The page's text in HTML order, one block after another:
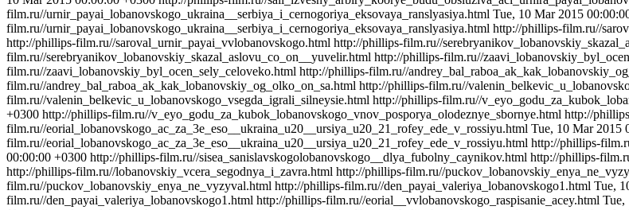
film.ru//urnir_payai_lobanovskogo_ukraina__serbiya_i_cernogoriya_eksovaya_ranslyasiya.html Tue, 10 Mar 2015
film.ru//urnir_payai_lobanovskogo_ukraina__serbiya_i_cernogoriya_eksovaya_ranslyasiya.html http://phillips-film.ru//
http://phillips-film.ru//saroval_urnir_payai_vvlobanovskogo.html http://phillips-film.ru//
film.ru//serebryanikov_lobanovskiy_skazal_aslovu_co_on__yuvelir.html http://phillips-film.ru//
film.ru//zaavi_lobanovskiy_byl_ocen_sely_celoveko.html http://phillips-film.ru//
film.ru//andrey_bal_raboa_ak_kak_lobanovskiy_og_olko_on_sa.html http://phillips-film.ru//
film.ru//valenin_belkevic_u_lobanovskogo_vsegda_igrali_silneysie.html http://phillips-film.ru//
+0300 http://phillips-film.ru//v_eyo_godu_za_kubok_lobanovskogo_vnov_posporya_olodeznye_sbornye.html http://
film.ru//eorial_lobanovskogo_ac_za_3e_eso__ukraina_u20__ursiya_u20_21_rofey_ede_v_rossiyu.html Tue, 10 Mar 2015
film.ru//eorial_lobanovskogo_ac_za_3e_eso__ukraina_u20__ursiya_u20_21_rofey_ede_v_rossiyu.html http://phillips-
00:00:00 +0300 http://phillips-film.ru//sisea_sanislavskogolobanovskogo__dlya_fubolny_caynikov.html http://phillips-
http://phillips-film.ru//lobanovskiy_vcera_segodnya_i_zavra.html http://phillips-film.ru//
film.ru//puckov_lobanovskiy_enya_ne_vyzyval.html http://phillips-film.ru//den_payai_valeriya_lobanovskogo1.html Tue,
film.ru//den_payai_valeriya_lobanovskogo1.html http://phillips-film.ru//eorial__vvlobanovskogo_raspisanie_acey.html Tue,